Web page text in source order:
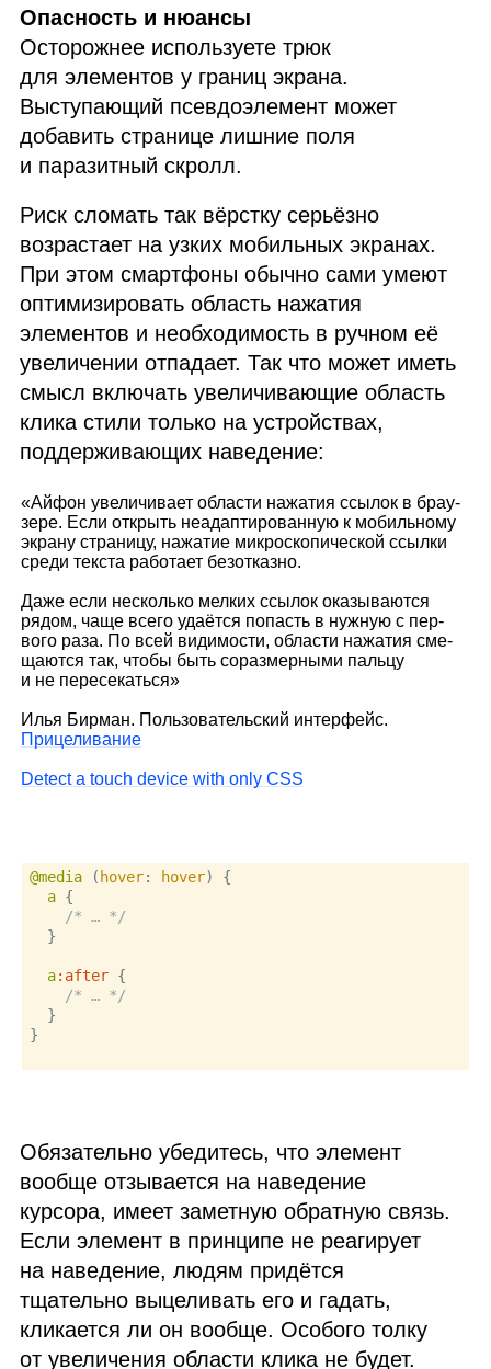
Опасность и нюансы
Осторожнее используете трюк
для элементов у границ экрана.
Выступающий псевдоэлемент может
добавить странице лишние поля
и паразитный скролл.
Риск сломать так вёрстку серьёзно
возрастает на узких мобильных экранах.
При этом смартфоны обычно сами умеют
оптимизировать область нажатия
элементов и необходимость в ручном её
увеличении отпадает. Так что может иметь
смысл включать увеличивающие область
клика стили только на устройствах,
поддерживающих наведение:
«Айфон уве­ли­чи­вает обла­сти нажа­тия ссы­лок в бра­у­
зере. Если открыть неадап­ти­ро­ван­ную к мобиль­ному
экрану стра­ницу, нажа­тие мик­ро­ско­пи­че­ской ссылки
среди тек­ста рабо­тает безотказно.
Даже если несколько мел­ких ссы­лок ока­зы­ва­ются
рядом, чаще всего уда­ётся попасть в нуж­ную с пер­
вого раза. По всей види­мо­сти, обла­сти нажа­тия сме­
ща­ются так, чтобы быть сораз­мер­ными пальцу
и не пересекаться»
Илья Бирман. Пользовательский интерфейс.
Прицеливание
Detect a touch device with only CSS
@media ( hover: hover) {
a {
/* … */
a:after {
/* … */
}
Обязательно убедитесь, что элемент
вообще отзывается на наведение
курсора, имеет заметную обратную связь.
Если элемент в принципе не реагирует
на наведение, людям придётся
тщательно выцеливать его и гадать,
кликается ли он вообще. Особого толку
от увеличения области клика не будет.